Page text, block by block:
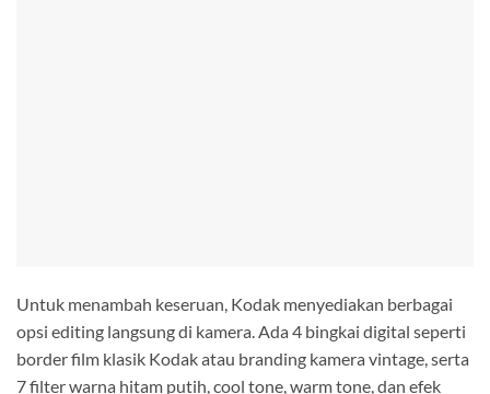
Untuk menambah keseruan, Kodak menyediakan berbagai
opsi editing langsung di kamera. Ada 4 bingkai digital seperti
border film klasik Kodak atau branding kamera vintage, serta
7 filter warna hitam putih, cool tone, warm tone, dan efek